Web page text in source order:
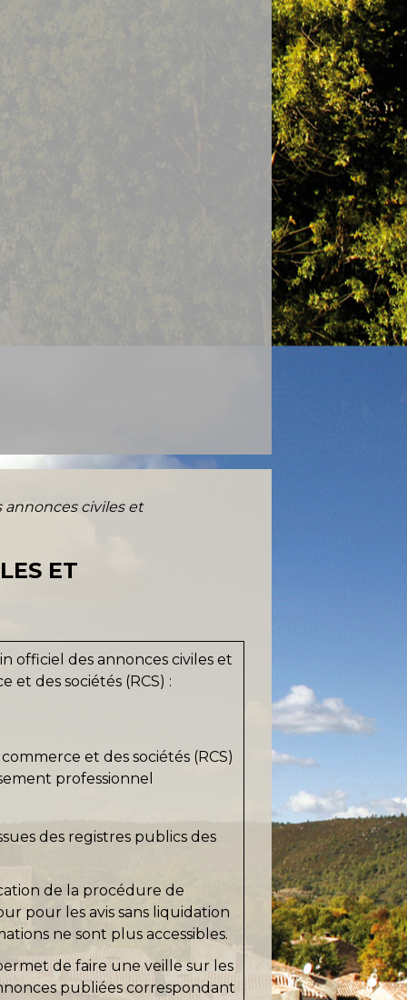
civiles et
ET
officiel des annonces civiles et
des sociétés (RCS) :
et des sociétés (RCS)
professionnel
des registres publics des
de la procédure de
pour les avis sans liquidation
ne sont plus accessibles.
de faire une veille sur les
publiées correspondant